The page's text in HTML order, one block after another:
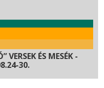
ÉS MESÉK -
30.